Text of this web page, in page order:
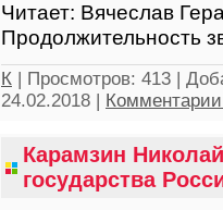
Читает: Вячеслав
Продолжительность
К | Просмотров: 413 |
24.02.2018 |
Карамзин
государства